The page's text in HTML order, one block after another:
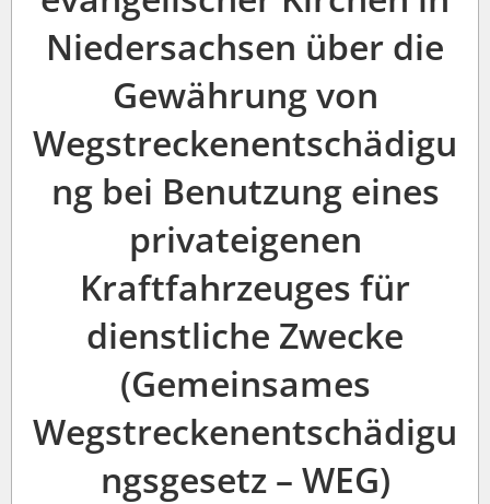
Niedersachsen über die
Gewährung von
Wegstreckenentschädigu
ng bei Benutzung eines
privateigenen
Kraftfahrzeuges für
dienstliche Zwecke
(Gemeinsames
Wegstreckenentschädigu
ngsgesetz – WEG)